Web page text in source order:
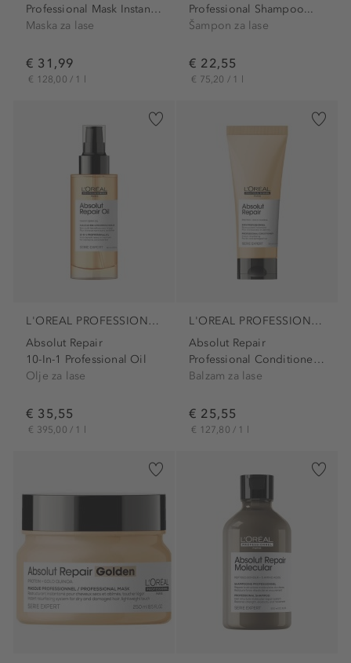
Professional Mask Instant...
Maska za lase
€ 31,99
€ 128,00 / 1 l
Professional Shampoo...
Šampon za lase
€ 22,55
€ 75,20 / 1 l
L'OREAL PROFESSIONNEL PARIS
Absolut Repair
10-In-1 Professional Oil
Olje za lase
€ 35,55
€ 395,00 / 1 l
L'OREAL PROFESSIONNEL PARIS
Absolut Repair
Professional Conditioner...
Balzam za lase
€ 25,55
€ 127,80 / 1 l